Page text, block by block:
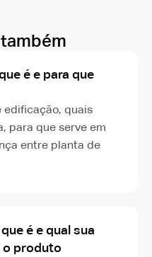
é e para que
edificação, quais
para que serve em
entre planta de
é e qual sua
o produto